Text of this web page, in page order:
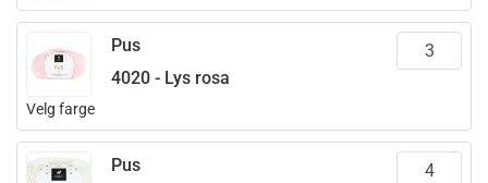
Velg farge
Pus
4020 - Lys rosa
Pus